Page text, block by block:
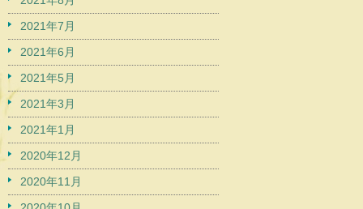
2021年7月
2021年6月
2021年5月
2021年3月
2021年1月
2020年12月
2020年11月